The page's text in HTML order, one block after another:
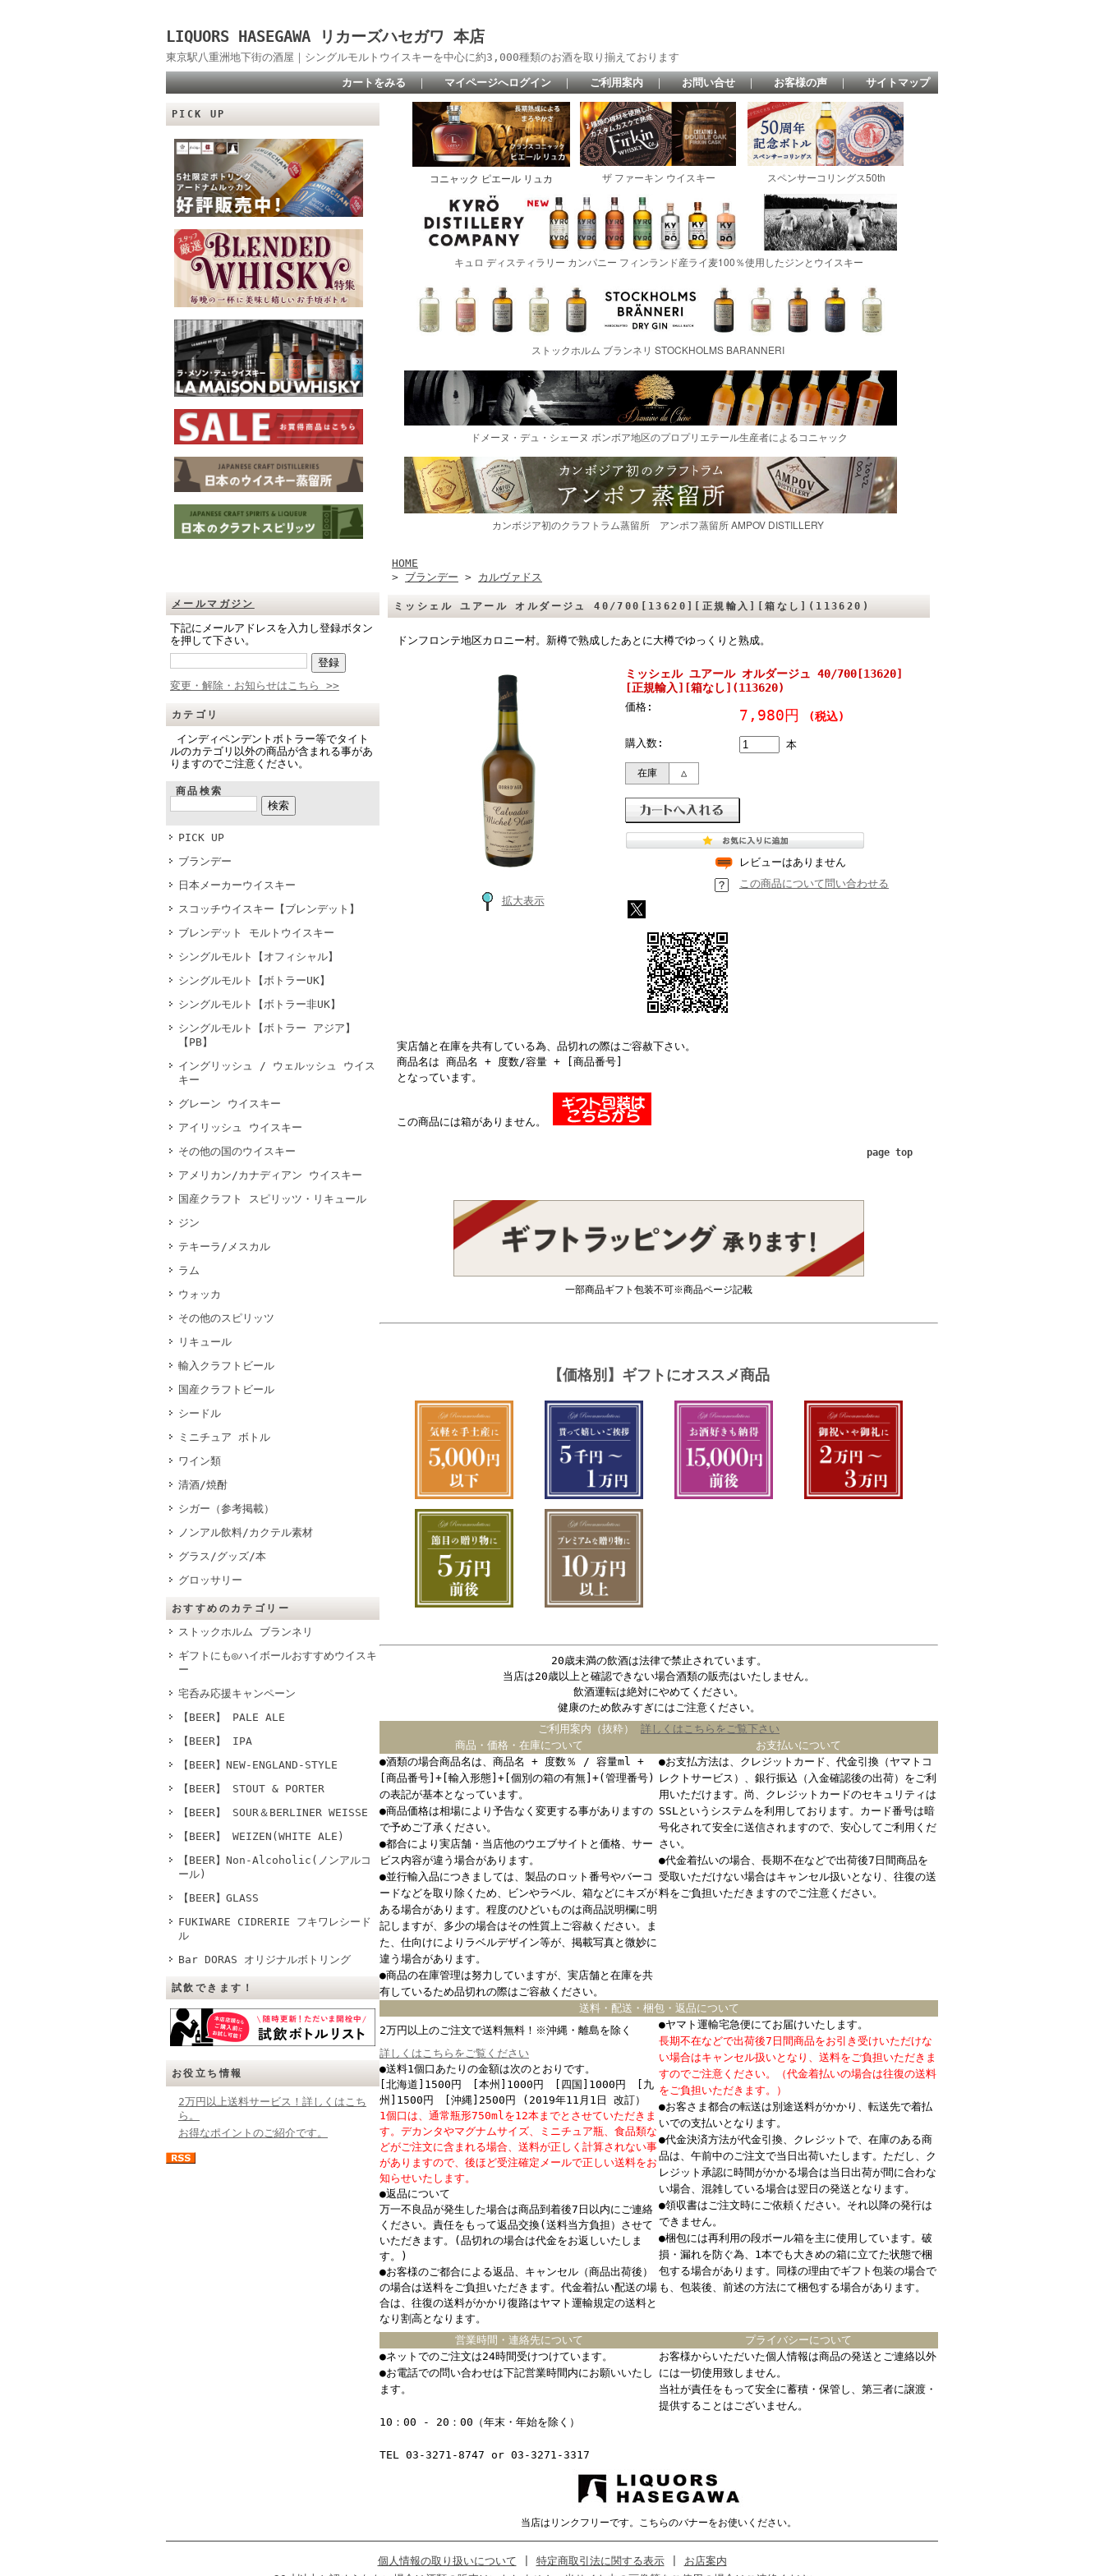
LIQUORS HASEGAWA リカーズハセガワ 本店
東京駅八重洲地下街の酒屋｜シングルモルトウイスキーを中心に約3,000種類のお酒を取り揃えております
カートをみる ｜ マイページへログイン ｜ ご利用案内 ｜ お問い合せ ｜ お客様の声 ｜ サイトマップ
PICK UP
メールマガジン
下記にメールアドレスを入力し登録ボタン
を押して下さい。
変更・解除・お知らせはこちら >>
カテゴリ
インディペンデントボトラー等でタイト
ルのカテゴリ以外の商品が含まれる事があ
りますのでご注意ください。
商品検索
PICK UP
ブランデー
日本メーカーウイスキー
スコッチウイスキー【ブレンデット】
ブレンデット モルトウイスキー
シングルモルト【オフィシャル】
シングルモルト【ボトラーUK】
シングルモルト【ボトラー非UK】
シングルモルト【ボトラー アジア】
【PB】
イングリッシュ / ウェルッシュ ウイス
キー
グレーン ウイスキー
アイリッシュ ウイスキー
その他の国のウイスキー
アメリカン/カナディアン ウイスキー
国産クラフト スピリッツ・リキュール
ジン
テキーラ/メスカル
ラム
ウォッカ
その他のスピリッツ
リキュール
輸入クラフトビール
国産クラフトビール
シードル
ミニチュア ボトル
ワイン類
清酒/焼酎
シガー（参考掲載）
ノンアル飲料/カクテル素材
グラス/グッズ/本
グロッサリー
おすすめのカテゴリー
ストックホルム ブランネリ
ギフトにも◎ハイボールおすすめウイスキ
ー
宅呑み応援キャンペーン
【BEER】 PALE ALE
【BEER】 IPA
【BEER】NEW-ENGLAND-STYLE
【BEER】 STOUT & PORTER
【BEER】 SOUR＆BERLINER WEISSE
【BEER】 WEIZEN(WHITE ALE)
【BEER】Non-Alcoholic(ノンアルコ
ール)
【BEER】GLASS
FUKIWARE CIDRERIE フキワレシード
ル
Bar DORAS オリジナルボトリング
試飲できます！
お役立ち情報
2万円以上送料サービス！詳しくはこち
ら。
お得なポイントのご紹介です。
HOME
> ブランデー > カルヴァドス
ミッシェル ユアール オルダージュ 40/700[13620][正規輸入][箱なし](113620)
ドンフロンテ地区カロニー村。新樽で熟成したあとに大樽でゆっくりと熟成。
拡大表示
ミッシェル ユアール オルダージュ 40/700[13620]
[正規輸入][箱なし](113620)
価格: 7,980円 (税込)
購入数: 本
在庫 △
レビューはありません
この商品について問い合わせる
実店舗と在庫を共有している為、品切れの際はご容赦下さい。
商品名は 商品名 + 度数/容量 + [商品番号]
となっています。
この商品には箱がありません。
page top
一部商品ギフト包装不可※商品ページ記載
20歳未満の飲酒は法律で禁止されています。
当店は20歳以上と確認できない場合酒類の販売はいたしません。
飲酒運転は絶対にやめてください。
健康のため飲みすぎにはご注意ください。
ご利用案内（抜粋） 詳しくはこちらをご覧下さい
商品・価格・在庫について
お支払いについて
●酒類の場合商品名は、商品名 + 度数％ / 容量ml +
[商品番号]+[輸入形態]+[個別の箱の有無]+(管理番号)
の表記が基本となっています。
●商品価格は相場により予告なく変更する事がありますの
で予めご了承ください。
●都合により実店舗・当店他のウエブサイトと価格、サー
ビス内容が違う場合があります。
●並行輸入品につきましては、製品のロット番号やバーコ
ードなどを取り除くため、ビンやラベル、箱などにキズが
ある場合があります。程度のひどいものは商品説明欄に明
記しますが、多少の場合はその性質上ご容赦ください。ま
た、仕向けによりラベルデザイン等が、掲載写真と微妙に
違う場合があります。
●商品の在庫管理は努力していますが、実店舗と在庫を共
有しているため品切れの際はご容赦ください。
●お支払方法は、クレジットカード、代金引換（ヤマトコ
レクトサービス）、銀行振込（入金確認後の出荷）をご利
用いただけます。尚、クレジットカードのセキュリティは
SSLというシステムを利用しております。カード番号は暗
号化されて安全に送信されますので、安心してご利用くだ
さい。
●代金着払いの場合、長期不在などで出荷後7日間商品を
受取いただけない場合はキャンセル扱いとなり、往復の送
料をご負担いただきますのでご注意ください。
送料・配送・梱包・返品について
2万円以上のご注文で送料無料！※沖縄・離島を除く
詳しくはこちらをご覧ください
●送料1個口あたりの金額は次のとおりです。
[北海道]1500円 [本州]1000円 [四国]1000円 [九
州]1500円 [沖縄]2500円 (2019年11月1日 改訂）
1個口は、通常瓶形750mlを12本までとさせていただきま
す。デカンタやマグナムサイズ、ミニチュア瓶、食品類な
どがご注文に含まれる場合、送料が正しく計算されない事
がありますので、後ほど受注確定メールで正しい送料をお
知らせいたします。
●返品について
万一不良品が発生した場合は商品到着後7日以内にご連絡
ください。責任をもって返品交換(送料当方負担）させて
いただきます。(品切れの場合は代金をお返しいたしま
す。)
●お客様のご都合による返品、キャンセル（商品出荷後）
の場合は送料をご負担いただきます。代金着払い配送の場
合は、往復の送料がかかり復路はヤマト運輸規定の送料と
なり割高となります。
●ヤマト運輸宅急便にてお届けいたします。
長期不在などで出荷後7日間商品をお引き受けいただけな
い場合はキャンセル扱いとなり、送料をご負担いただきま
すのでご注意ください。（代金着払いの場合は往復の送料
をご負担いただきます。）
●お客さま都合の転送は別途送料がかかり、転送先で着払
いでの支払いとなります。
●代金決済方法が代金引換、クレジットで、在庫のある商
品は、午前中のご注文で当日出荷いたします。ただし、ク
レジット承認に時間がかかる場合は当日出荷が間に合わな
い場合、混雑している場合は翌日の発送となります。
●領収書はご注文時にご依頼ください。それ以降の発行は
できません。
●梱包には再利用の段ボール箱を主に使用しています。破
損・漏れを防ぐ為、1本でも大きめの箱に立てた状態で梱
包する場合があります。同様の理由でギフト包装の場合で
も、包装後、前述の方法にて梱包する場合があります。
営業時間・連絡先について
プライバシーについて
●ネットでのご注文は24時間受けつけています。
●お電話での問い合わせは下記営業時間内にお願いいたし
ます。
10：00 - 20：00（年末・年始を除く）
TEL 03-3271-8747 or 03-3271-3317
お客様からいただいた個人情報は商品の発送とご連絡以外
には一切使用致しません。
当社が責任をもって安全に蓄積・保管し、第三者に譲渡・
提供することはございません。
当店はリンクフリーです。こちらのバナーをお使いください。
個人情報の取り扱いについて 特定商取引法に関する表示| お店案内